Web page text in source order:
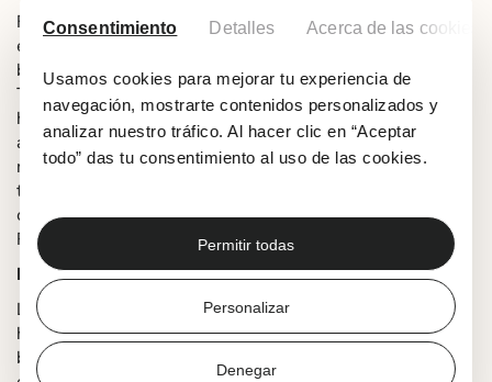
Consentimiento Detalles Acerca de las cookies
Usamos cookies para mejorar tu experiencia de
navegación, mostrarte contenidos personalizados y
analizar nuestro tráfico. Al hacer clic en “Aceptar
todo” das tu consentimiento al uso de las cookies.
Permitir todas
Personalizar
Denegar
Finalmente, el tercer apartado lleva como título ‘El
espacio en territorio Pinilla’ e incluye ponencias sobre el
binomio espacio-lucha ideológico en diferentes trabajos.
También trata la apertura especial en ‘Las ciegas
hormigas’ y la experiencia urbana en las novelas del
autor. La primera jornada concluirá de la mano de dos
mesas redondas: en la primera, se rememora la
trayectoria vital del escritor y, en la segunda, autores
como Harkaitz Cano y Juan Infante rendirán homenaje a
Pinilla.
Programa de la segunda jornada
La segunda jornada girará en torno a la memoria
histórica en la obra literaria del escritor. Con un único
bloque, titulado ‘Los desastres de la guerra’, tratará,